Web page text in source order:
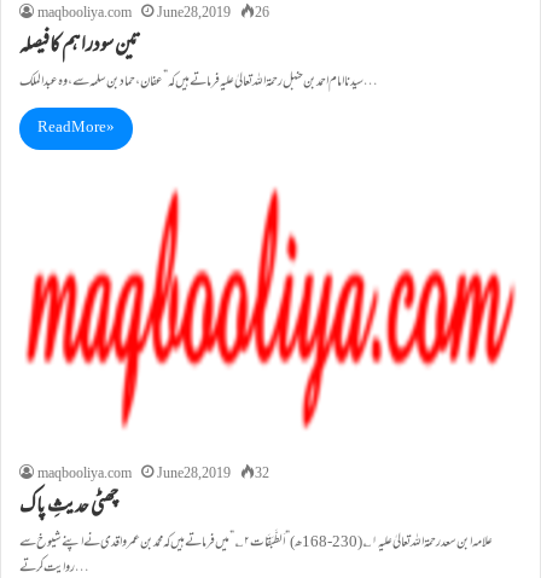
maqbooliya.com June 28, 2019 26
تین سودراہم کافیصلہ
سیدناامام احمد بن حنبل رحمۃ اللہ تعالیٰ علیہ فرماتے ہیں کہ”عفان، حماد بن سلمہ سے ، وہ عبدالملک…
Read More »
maqbooliya.com June 28, 2019 32
چھٹی حدیثِ پاک
روایت کرتے…